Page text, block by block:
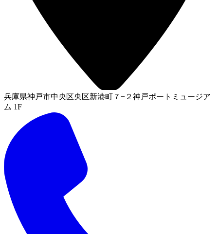
兵庫県神戸市中央区央区新港町７−２神戸ポートミュージア
ム 1F